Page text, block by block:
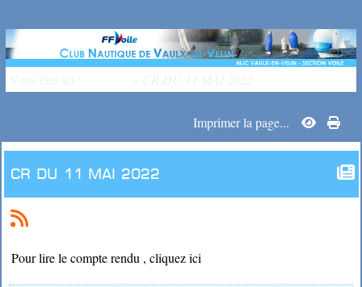
Imprimer la page...
CR DU 11 MAI 2022
Pour lire le compte rendu , cliquez ici